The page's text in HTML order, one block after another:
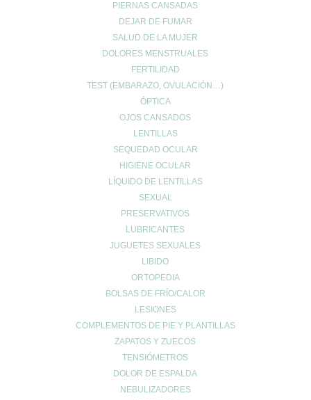
PIERNAS CANSADAS
DEJAR DE FUMAR
SALUD DE LA MUJER
DOLORES MENSTRUALES
FERTILIDAD
TEST (EMBARAZO, OVULACIÓN…)
ÓPTICA
OJOS CANSADOS
LENTILLAS
SEQUEDAD OCULAR
HIGIENE OCULAR
LÍQUIDO DE LENTILLAS
SEXUAL
PRESERVATIVOS
LUBRICANTES
JUGUETES SEXUALES
LIBIDO
ORTOPEDIA
BOLSAS DE FRÍO/CALOR
LESIONES
COMPLEMENTOS DE PIE Y PLANTILLAS
ZAPATOS Y ZUECOS
TENSIÓMETROS
DOLOR DE ESPALDA
NEBULIZADORES
UBICACIÓN
Calle Daoiz 9, Puerto de Sagunto - Valencia
CONTACTO
622904490
info@farmaciaromerosagunto.com
HORARIO
De Lunes a Viernes
y de 16:30h a 20:30h
Sábados de 9:00h a 13:30h